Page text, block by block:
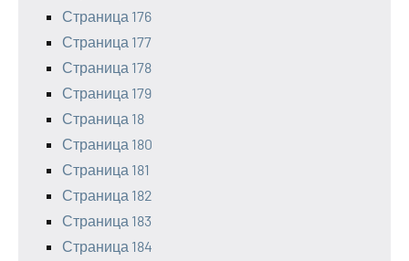
Страница 176
Страница 177
Страница 178
Страница 179
Страница 18
Страница 180
Страница 181
Страница 182
Страница 183
Страница 184